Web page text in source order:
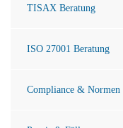
TISAX Beratung
ISO 27001 Beratung
Compliance & Normen